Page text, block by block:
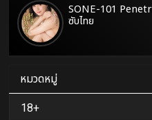
SONE-101
ซับไทย
หมวดหมู่
18+